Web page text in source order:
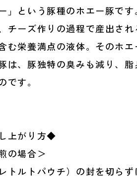
」という豚種のホエー豚です
チーズ作りの過程で産出さ
む栄養満点の液体。そのホ
は、豚独特の臭みも減り、
です。
上がり方◆
の場合＞
トルトパウチ）の封を切ら